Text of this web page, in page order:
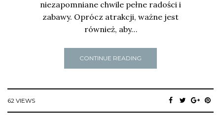
niezapomniane chwile pełne radości i
zabawy. Oprócz atrakcji, ważne jest
również, aby…
CONTINUE READING
62 VIEWS